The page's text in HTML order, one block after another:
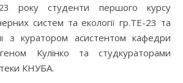
систем та екології гр.ТЕ-23 та
з куратором асистентом кафедри
Кулінко та студкураторами
КНУБА.